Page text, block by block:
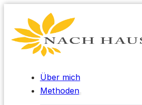
Über mich
Methoden